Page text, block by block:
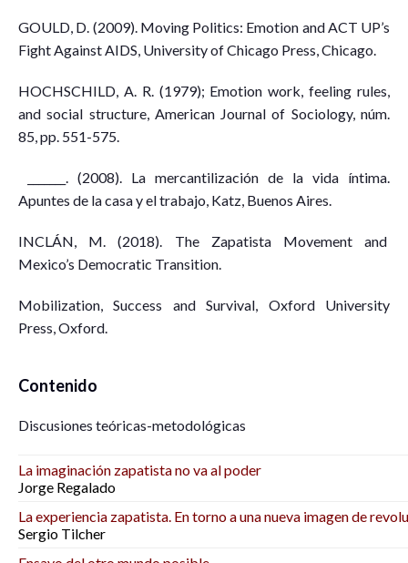
GOULD, D. (2009). Moving Politics: Emotion and ACT UP’s
Fight Against AIDS, University of Chicago Press, Chicago.
HOCHSCHILD, A. R. (1979); Emotion work, feeling rules,
and social structure, American Journal of Sociology, núm.
85, pp. 551-575.
_______. (2008). La mercantilización de la vida íntima.
Apuntes de la casa y el trabajo, Katz, Buenos Aires.
INCLÁN, M. (2018). The Zapatista Movement and
Mexico’s Democratic Transition.
Mobilization, Success and Survival, Oxford University
Press, Oxford.
Contenido
Discusiones teóricas-metodológicas
La imaginación zapatista no va al poder
Jorge Regalado
La experiencia zapatista. En torno a una nueva imagen de
Sergio Tilcher